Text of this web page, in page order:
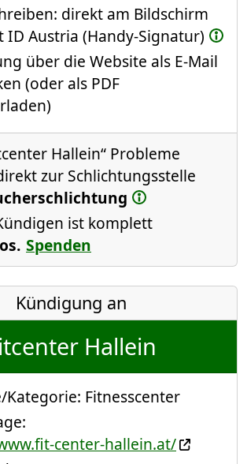
direkt am Bildschirm
ID Austria (Handy-Signatur)
über die Website als E-Mail
(oder als PDF
Hallein“ Probleme
zur Schlichtungsstelle
ist komplett
Spenden
Kündigung an
Hallein
Kategorie: Fitnesscenter
center-hallein.at/